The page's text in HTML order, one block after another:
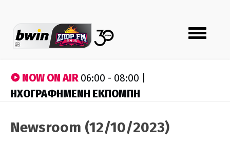
Toggle
navigation
NOW ON AIR06:00 - 08:00 |
ΗΧΟΓΡΑΦΗΜΕΝΗ ΕΚΠΟΜΠΗ
Newsroom (12/10/2023)